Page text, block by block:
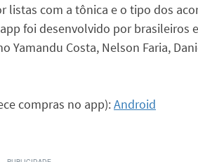
listas com a tônica e o tipo dos
foi desenvolvido por brasileiros
Yamandu Costa, Nelson Faria,
compras no app):Android